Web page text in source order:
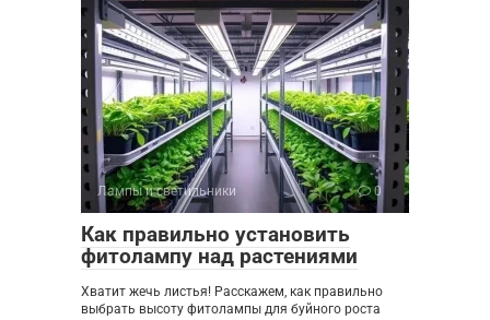
Лампы и светильники 0
Как правильно установить
фитолампу над растениями
Хватит жечь листья! Расскажем, как правильно
выбрать высоту фитолампы для буйного роста